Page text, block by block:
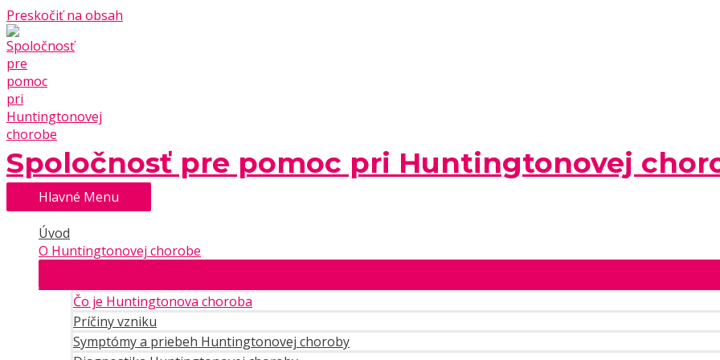
Preskočiť na obsah
Spoločnosť pre pomoc pri Huntingtonovej
Hlavné Menu
Úvod
O Huntingtonovej chorobe
Čo je Huntingtonova choroba
Príčiny vzniku
Symptómy a priebeh Huntingtonovej choroby